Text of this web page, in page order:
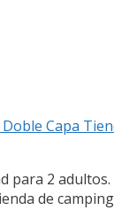
Capa
para 2
de